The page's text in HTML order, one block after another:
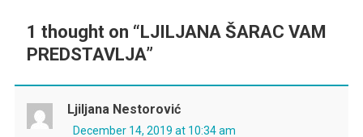
1 thought on “LJILJANA ŠARAC VAM
PREDSTAVLJA”
Ljiljana Nestorović
December 14, 2019 at 10:34 am